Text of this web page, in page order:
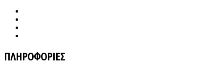
ΠΛΗΡΟΦΟΡΙΕΣ